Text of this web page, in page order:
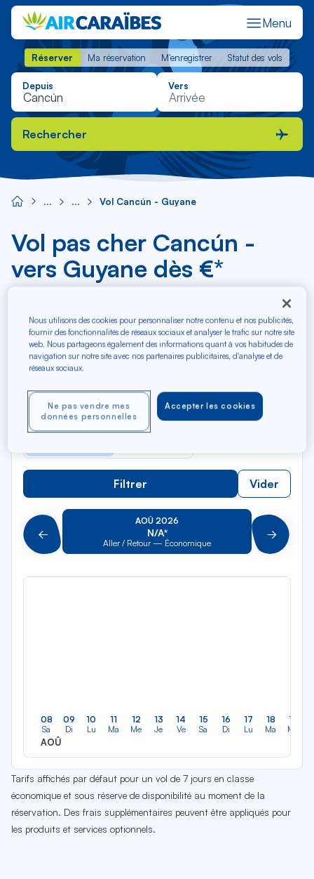
Menu
Réserver Ma réservation M'enregistrer Statut des vols
Réserver Ma réservation M'enregistrer Statut des vols
Depuis Vers
Rechercher
Vol Cancún - Guyane
Vol pas cher Cancún -
vers Guyane dès €*
Depuis
Cancún
Pour aller vers
Type de trajet
Filtrer Vider
Précédent
AOÛ 2026
N/A*
Aller / Retour — Économique Suivant
08
Sa
AOÛ
09
Di
10
Lu
11
Ma
12
Me
13
Je
14
Ve
15
Sa
16
Di
17
Lu
18
Ma
19
Me
Tarifs affichés par défaut pour un vol de 7 jours en classe
économique et sous réserve de disponibilité au moment de la
réservation. Des frais supplémentaires peuvent être appliqués pour
les produits et services optionnels.
Nous utilisons des cookies pour personnaliser notre contenu et nos publicités,
fournir des fonctionnalités de réseaux sociaux et analyser le trafic sur notre site
web. Nous partageons également des informations quant à vos habitudes de
navigation sur notre site avec nos partenaires publicitaires, d'analyse et de
réseaux sociaux.
Accepter les cookies
Ne pas vendre mes
données personnelles